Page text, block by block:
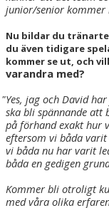
junior/senior
Nu bildar du
du även tidigare
kommer se ut, och
varandra med?
"Yes, jag och David
ska bli spännande att
på förhand exakt hur
eftersom vi båda varit
vi båda nu har varit
båda en gedigen
Kommer bli otroligt
med våra olika